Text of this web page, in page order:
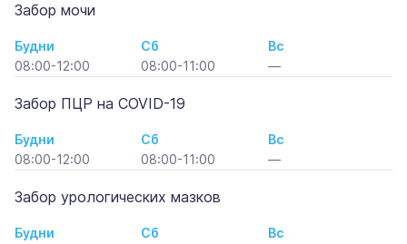
Забор мочи
Будни
08:00-12:00
Сб
08:00-11:00
Вс
—
Забор ПЦР на COVID-19
Будни
08:00-12:00
Сб
08:00-11:00
Вс
—
Забор урологических мазков
Будни
Сб
Вс